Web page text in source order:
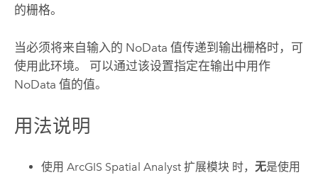
的栅格。
当必须将来自输入的 NoData 值传递到输出栅格时，可
使用此环境。 可以通过该设置指定在输出中用作
NoData 值的值。
用法说明
使用ArcGIS Spatial Analyst 扩展模块 时，无是使用